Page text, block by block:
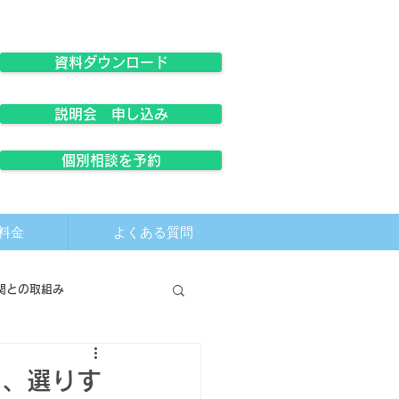
資料ダウンロード
説明会 申し込み
個別相談を予約
金 よくある質問
との取組み
選りす